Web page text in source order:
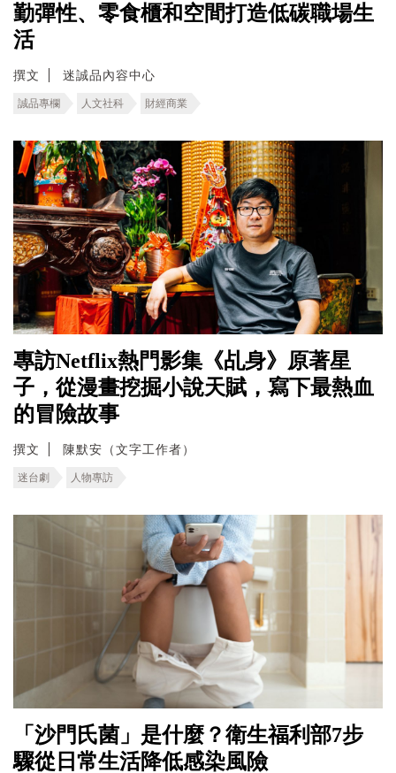
勤彈性、零食櫃和空間打造低碳職場生
活
撰文 迷誠品內容中心
誠品專欄 人文社科 財經商業
專訪Netflix熱門影集《乩身》原著星
子，從漫畫挖掘小說天賦，寫下最熱血
的冒險故事
撰文 陳默安（文字工作者）
迷台劇 人物專訪
「沙門氏菌」是什麼？衛生福利部7步
驟從日常生活降低感染風險